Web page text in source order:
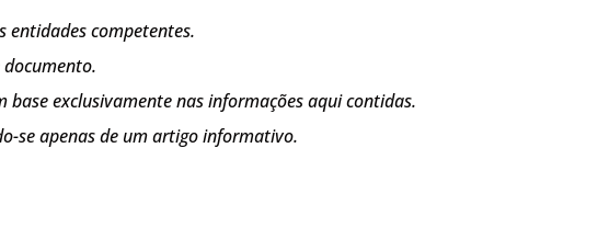
entidades competentes.
base exclusivamente nas informações aqui contidas.
se apenas de um artigo informativo.